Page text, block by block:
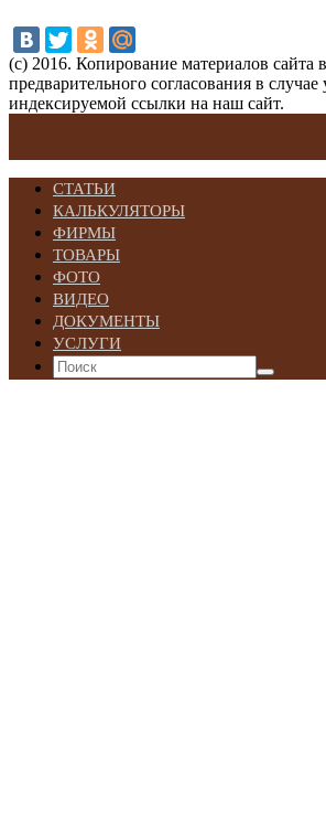
(с) 2016. Копирование материалов сайта
предварительного согласования в
индексируемой ссылки на наш сайт.
СТАТЬИ
КАЛЬКУЛЯТОРЫ
ФИРМЫ
ТОВАРЫ
ФОТО
ВИДЕО
ДОКУМЕНТЫ
УСЛУГИ